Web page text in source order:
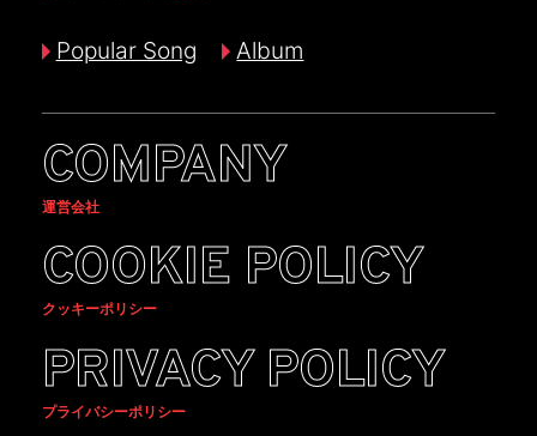
Popular Song Album
COMPANY
運営会社
COOKIE POLICY
クッキーポリシー
PRIVACY POLICY
プライバシーポリシー